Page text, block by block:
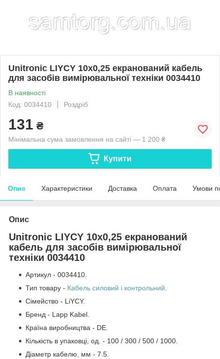
Unitronic LIYCY 10x0,25 екранований кабель
для засобів вимірювальної техніки 0034410
В наявності
Код: 0034410
Роздріб
131 ₴
Мінімальна сума замовлення на сайті — 1 200 ₴
Купити
Опис Характеристики Доставка Оплата Умови
Опис
Unitronic LIYCY 10x0,25 екранований
кабель для засобів вимірювальної
техніки 0034410
Артикул - 0034410.
Тип товару - Кабель силовий і контрольний.
Сімейство - LiYCY.
Бренд - Lapp Kabel.
Країна виробництва - DE.
Кількість в упаковці, од. - 100 / 300 / 500 / 1000.
Діаметр кабелю, мм - 7.5.